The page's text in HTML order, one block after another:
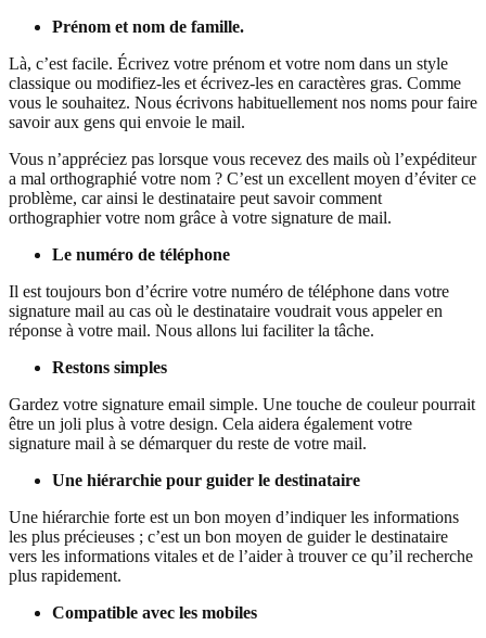
Prénom et nom de famille.
Là, c’est facile. Écrivez votre prénom et votre nom dans un style
classique ou modifiez-les et écrivez-les en caractères gras. Comme
vous le souhaitez. Nous écrivons habituellement nos noms pour faire
savoir aux gens qui envoie le mail.
Vous n’appréciez pas lorsque vous recevez des mails où l’expéditeur
a mal orthographié votre nom ? C’est un excellent moyen d’éviter ce
problème, car ainsi le destinataire peut savoir comment
orthographier votre nom grâce à votre signature de mail.
Le numéro de téléphone
Il est toujours bon d’écrire votre numéro de téléphone dans votre
signature mail au cas où le destinataire voudrait vous appeler en
réponse à votre mail. Nous allons lui faciliter la tâche.
Restons simples
Gardez votre signature email simple. Une touche de couleur pourrait
être un joli plus à votre design. Cela aidera également votre
signature mail à se démarquer du reste de votre mail.
Une hiérarchie pour guider le destinataire
Une hiérarchie forte est un bon moyen d’indiquer les informations
les plus précieuses ; c’est un bon moyen de guider le destinataire
vers les informations vitales et de l’aider à trouver ce qu’il recherche
plus rapidement.
Compatible avec les mobiles